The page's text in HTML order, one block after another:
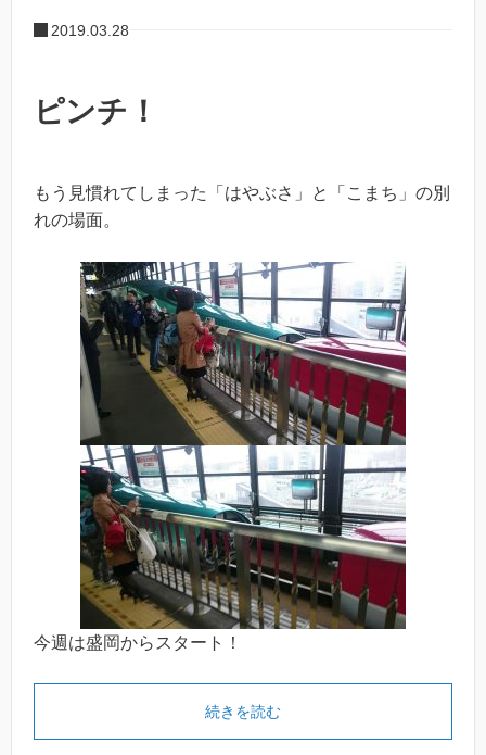
2019.03.28
ピンチ！
もう見慣れてしまった「はやぶさ」と「こまち」の別
れの場面。
今週は盛岡からスタート！
続きを読む